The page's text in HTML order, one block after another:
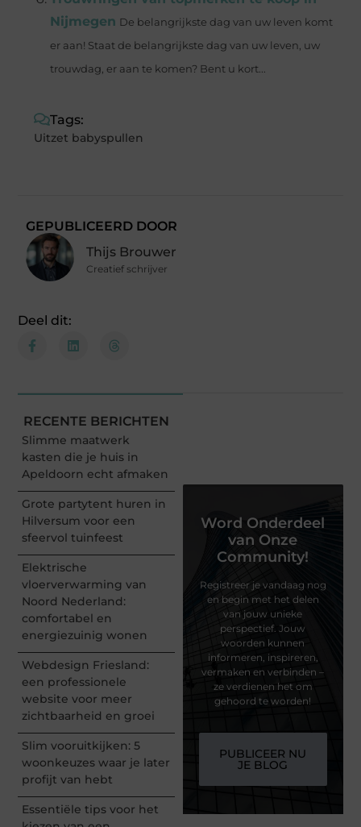
Nijmegen De belangrijkste dag van uw leven komt
er aan! Staat de belangrijkste dag van uw leven, uw
trouwdag, er aan te komen? Bent u kort...
Tags:
Uitzet babyspullen
GEPUBLICEERD DOOR
Thijs Brouwer
Creatief schrijver
Deel dit:
RECENTE BERICHTEN
Slimme maatwerk
kasten die je huis in
Apeldoorn echt afmaken
Grote partytent huren in
Hilversum voor een
sfeervol tuinfeest
Elektrische
vloerverwarming van
Noord Nederland:
comfortabel en
energiezuinig wonen
Webdesign Friesland:
een professionele
website voor meer
zichtbaarheid en groei
Slim vooruitkijken: 5
woonkeuzes waar je later
profijt van hebt
Essentiële tips voor het
Word Onderdeel
van Onze
Community!
Registreer je vandaag nog
en begin met het delen
van jouw unieke
perspectief. Jouw
woorden kunnen
informeren, inspireren,
vermaken en verbinden –
ze verdienen het om
gehoord te worden!
PUBLICEER NU
JE BLOG